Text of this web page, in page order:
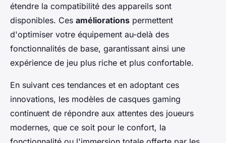
étendre la compatibilité des appareils sont
disponibles. Ces améliorations permettent
d'optimiser votre équipement au-delà des
fonctionnalités de base, garantissant ainsi une
expérience de jeu plus riche et plus confortable.
En suivant ces tendances et en adoptant ces
innovations, les modèles de casques gaming
continuent de répondre aux attentes des joueurs
modernes, que ce soit pour le confort, la